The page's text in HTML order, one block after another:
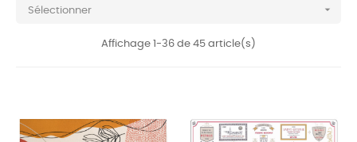
Sélectionner 
Affichage 1-36 de 45 article(s)